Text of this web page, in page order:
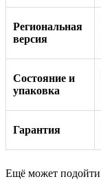
Региональная
версия
Состояние и
упаковка
Гарантия
Ещё может подойти